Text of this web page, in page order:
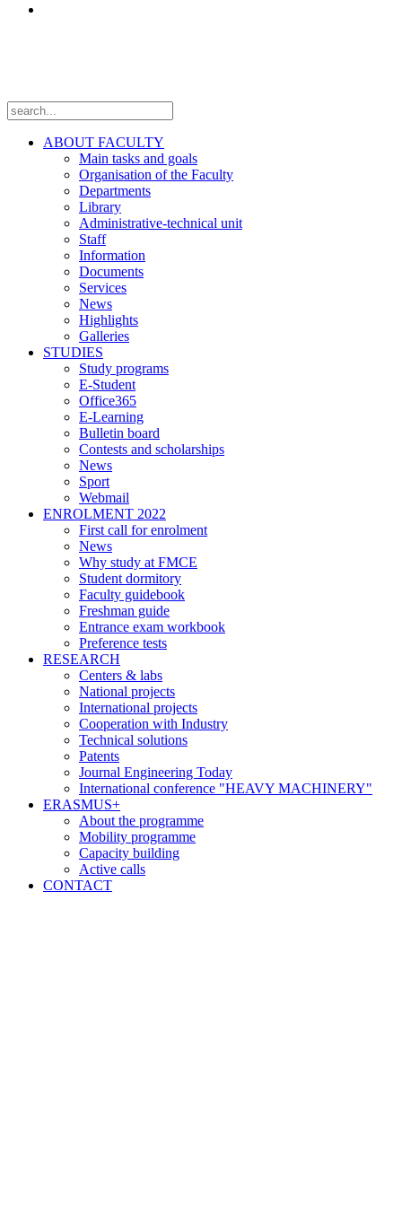
ABOUT FACULTY
Main tasks and goals
Organisation of the Faculty
Departments
Library
Administrative-technical unit
Staff
Information
Documents
Services
News
Highlights
Galleries
STUDIES
Study programs
E-Student
Office365
E-Learning
Bulletin board
Contests and scholarships
News
Sport
Webmail
ENROLMENT 2022
First call for enrolment
News
Why study at FMCE
Student dormitory
Faculty guidebook
Freshman guide
Entrance exam workbook
Preference tests
RESEARCH
Centers & labs
National projects
International projects
Cooperation with Industry
Technical solutions
Patents
Journal Engineering Today
International conference "HEAVY MACHINERY"
ERASMUS+
About the programme
Mobility programme
Capacity building
Active calls
CONTACT